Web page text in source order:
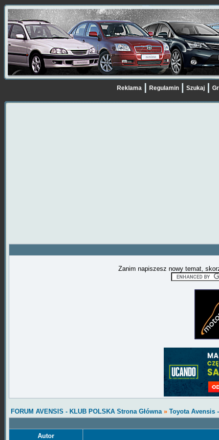
Reklama Regulamin Szukaj
Zanim napiszesz nowy temat,
FORUM AVENSIS - KLUB POLSKA Strona Główna» Toyota Avensis
Autor